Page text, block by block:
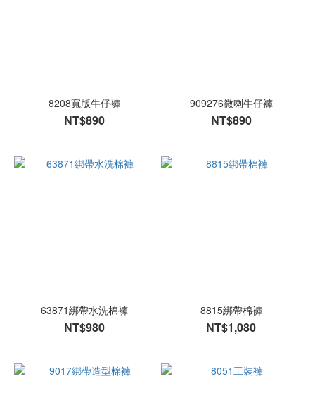
8208寬版牛仔褲
NT$890
909276微喇牛仔褲
NT$890
63871綁帶水洗棉褲
NT$980
8815綁帶棉褲
NT$1,080